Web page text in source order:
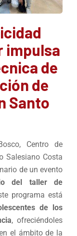
impulsa
de
de
Santo
Centro de
Salesiano Costa
de un evento
del taller de
programa está
de los
, ofreciéndoles
el ámbito de la